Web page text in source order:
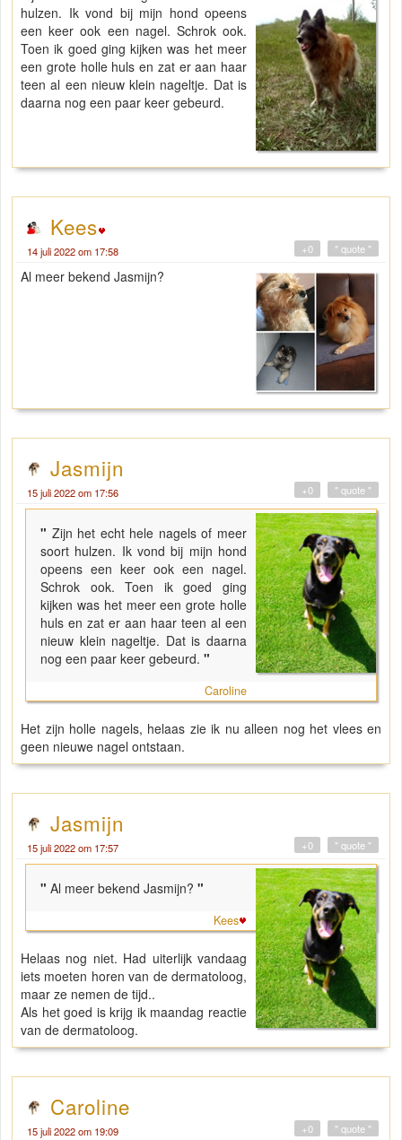
hulzen. Ik vond bij mijn hond opeens
een keer ook een nagel. Schrok ook.
Toen ik goed ging kijken was het meer
een grote holle huls en zat er aan haar
teen al een nieuw klein nageltje. Dat is
daarna nog een paar keer gebeurd.
Kees
14 juli 2022 om 17:58 " quote "
+0
Al meer bekend Jasmijn?
Jasmijn
15 juli 2022 om 17:56 " quote "
+0
" Zijn het echt hele nagels of meer
soort hulzen. Ik vond bij mijn hond
opeens een keer ook een nagel.
Schrok ook. Toen ik goed ging
kijken was het meer een grote holle
huls en zat er aan haar teen al een
nieuw klein nageltje. Dat is daarna
nog een paar keer gebeurd. "
Caroline
Het zijn holle nagels, helaas zie ik nu alleen nog het vlees en
geen nieuwe nagel ontstaan.
Jasmijn
15 juli 2022 om 17:57 " quote "
+0
" Al meer bekend Jasmijn? "
Kees
Helaas nog niet. Had uiterlijk vandaag
iets moeten horen van de dermatoloog,
maar ze nemen de tijd..
Als het goed is krijg ik maandag reactie
van de dermatoloog.
Caroline
15 juli 2022 om 19:09 " quote "
+0